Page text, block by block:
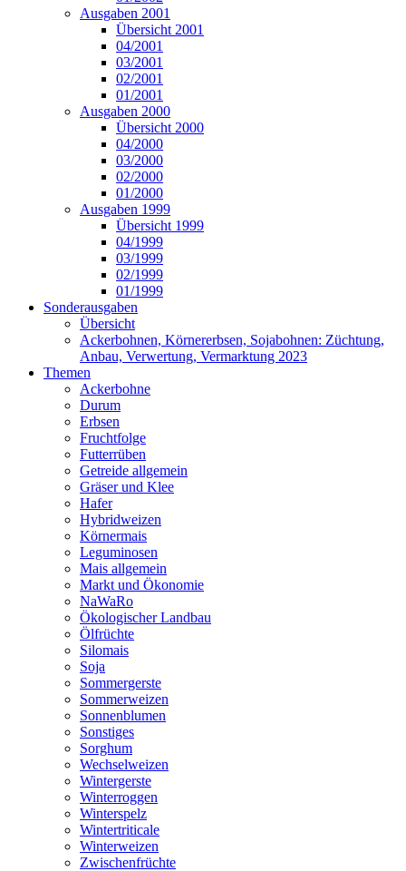
Ausgaben 2001
Übersicht 2001
04/2001
03/2001
02/2001
01/2001
Ausgaben 2000
Übersicht 2000
04/2000
03/2000
02/2000
01/2000
Ausgaben 1999
Übersicht 1999
04/1999
03/1999
02/1999
01/1999
Sonderausgaben
Übersicht
Ackerbohnen, Körnererbsen, Sojabohnen: Züchtung,
Anbau, Verwertung, Vermarktung 2023
Themen
Ackerbohne
Durum
Erbsen
Fruchtfolge
Futterrüben
Getreide allgemein
Gräser und Klee
Hafer
Hybridweizen
Körnermais
Leguminosen
Mais allgemein
Markt und Ökonomie
NaWaRo
Ökologischer Landbau
Ölfrüchte
Silomais
Soja
Sommergerste
Sommerweizen
Sonnenblumen
Sonstiges
Sorghum
Wechselweizen
Wintergerste
Winterroggen
Winterspelz
Wintertriticale
Winterweizen
Zwischenfrüchte